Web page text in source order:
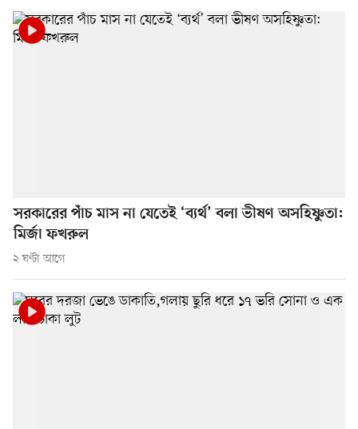
সরকারের পাঁচ মাস না যেতেই ‘ব্যর্থ’ বলা ভীষণ অসহিষ্ণুতা:
মির্জা ফখরুল
২ ঘণ্টা আগে